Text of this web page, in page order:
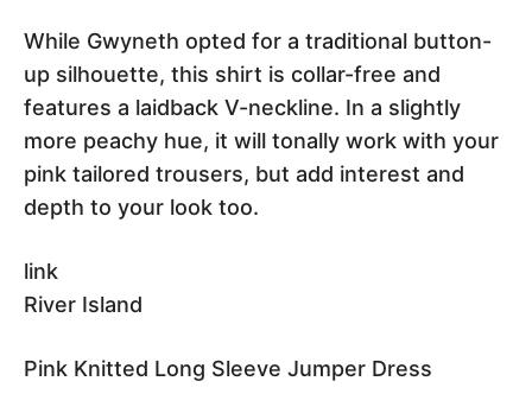
While Gwyneth opted for a traditional button-
up silhouette, this shirt is collar-free and
features a laidback V-neckline. In a slightly
more peachy hue, it will tonally work with your
pink tailored trousers, but add interest and
depth to your look too.
link
River Island
Pink Knitted Long Sleeve Jumper Dress